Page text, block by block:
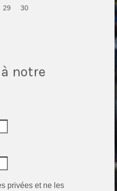
29 30
notre
privées et ne les